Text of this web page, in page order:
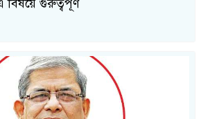
গুরুত্বপূর্ণ